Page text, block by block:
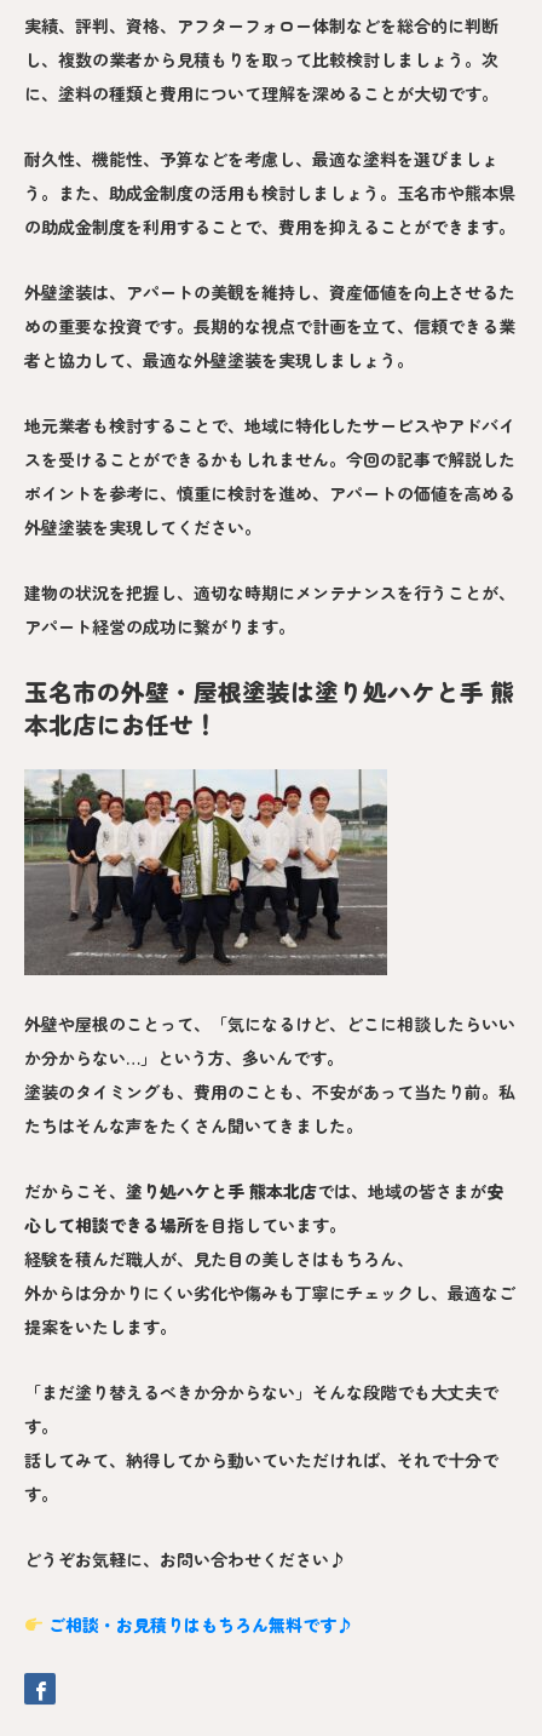
実績、評判、資格、アフターフォロー体制などを総合的に判断
し、複数の業者から見積もりを取って比較検討しましょう。次
に、塗料の種類と費用について理解を深めることが大切です。
耐久性、機能性、予算などを考慮し、最適な塗料を選びましょ
う。また、助成金制度の活用も検討しましょう。玉名市や熊本県
の助成金制度を利用することで、費用を抑えることができます。
外壁塗装は、アパートの美観を維持し、資産価値を向上させるた
めの重要な投資です。長期的な視点で計画を立て、信頼できる業
者と協力して、最適な外壁塗装を実現しましょう。
地元業者も検討することで、地域に特化したサービスやアドバイ
スを受けることができるかもしれません。今回の記事で解説した
ポイントを参考に、慎重に検討を進め、アパートの価値を高める
外壁塗装を実現してください。
建物の状況を把握し、適切な時期にメンテナンスを行うことが、
アパート経営の成功に繋がります。
玉名市の外壁・屋根塗装は塗り処ハケと手 熊
本北店にお任せ！
外壁や屋根のことって、「気になるけど、どこに相談したらいい
か分からない…」という方、多いんです。
塗装のタイミングも、費用のことも、不安があって当たり前。私
たちはそんな声をたくさん聞いてきました。
だからこそ、 塗り処ハケと手 熊本北店では、地域の皆さまが安
心して相談できる場所を目指しています。
経験を積んだ職人が、見た目の美しさはもちろん、
外からは分かりにくい劣化や傷みも丁寧にチェックし、最適なご
提案をいたします。
「まだ塗り替えるべきか分からない」そんな段階でも大丈夫で
す。
話してみて、納得してから動いていただければ、それで十分で
す。
どうぞお気軽に、お問い合わせください♪
ご相談・お見積りはもちろん無料です♪